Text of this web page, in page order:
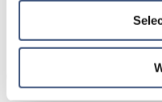
partners kunnen deze
informatie die u aan ze
verzameld op basis van
Meer nieuws